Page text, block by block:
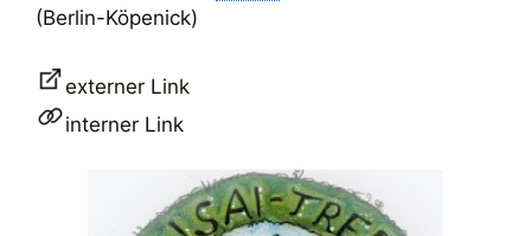
(Berlin-Köpenick)
externer Link
interner Link